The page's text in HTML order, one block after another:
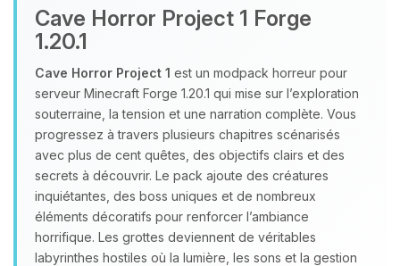
Cave Horror Project 1 Forge
1.20.1
Cave Horror Project 1 est un modpack horreur pour
serveur Minecraft Forge 1.20.1 qui mise sur l’exploration
souterraine, la tension et une narration complète. Vous
progressez à travers plusieurs chapitres scénarisés
avec plus de cent quêtes, des objectifs clairs et des
secrets à découvrir. Le pack ajoute des créatures
inquiétantes, des boss uniques et de nombreux
éléments décoratifs pour renforcer l’ambiance
horrifique. Les grottes deviennent de véritables
labyrinthes hostiles où la lumière, les sons et la gestion
assistant BoxToPlay. Dis-moi ce dont
tu as besoin et je vais remuer mes
07/08/2026 à 22:45